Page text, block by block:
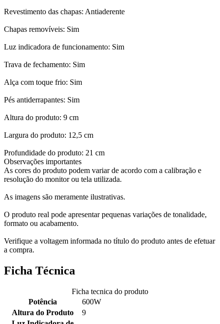
Revestimento das chapas: Antiaderente
Chapas removíveis: Sim
Luz indicadora de funcionamento: Sim
Trava de fechamento: Sim
Alça com toque frio: Sim
Pés antiderrapantes: Sim
Altura do produto: 9 cm
Largura do produto: 12,5 cm
Profundidade do produto: 21 cm
Observações importantes
As cores do produto podem variar de acordo com a calibração e
resolução do monitor ou tela utilizada.
As imagens são meramente ilustrativas.
O produto real pode apresentar pequenas variações de tonalidade,
formato ou acabamento.
Verifique a voltagem informada no título do produto antes de efetuar
a compra.
Ficha Técnica
Ficha tecnica do produto
Potência
600W
Altura do Produto
9